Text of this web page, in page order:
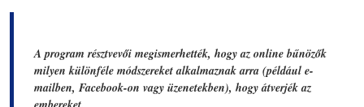
A program résztvevői megismerhették, hogy az online bűnözők
milyen különféle módszereket alkalmaznak arra (például e-
mailben, Facebook-on vagy üzenetekben), hogy átverjék az